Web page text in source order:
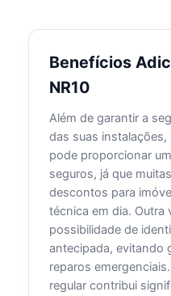
Benefícios
NR10
Além de garantir a
das suas instalações,
pode proporcionar
seguros, já que
descontos para
técnica em dia. Outra
possibilidade de
antecipada, evitando
reparos
regular contribui